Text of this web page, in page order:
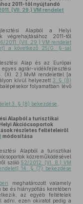
2011-től nyújtandó
(VII. 29.) VM rendelet
Alapból a Helyi
végrehajtásához 2011-től
2011. (VII. 29.) VM rendelet
a következő 25/G. §-sal
Alap és az Európai
agrár-vidékfejlesztési
(XI. 2.) MvM rendelettel [a
kívül helyezett 3. § (8)
folyamatban lévő
3. § (8) bekezdése
Alapból a turisztikai
Akciócsoportok
részletes feltételeiről
módosítása
Alapból a turisztikai
közreműködésével
szóló 52/2012. (VI. 8.) VM
14. § (7) bekezdése
meghatározott valamely
és hiánypótlás keretében
az egyéb feltételek
adni, ezen okiratot pedig a